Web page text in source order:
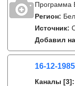
Программа
Регион:
Источник:
Добавил
16-12-
Каналы [3]: